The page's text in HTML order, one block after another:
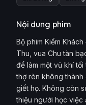
Nội dung phim
Bộ phim Kiếm
Thu, vua Chu tàn
để làm một vũ khí
thợ rèn không thành
giết họ. Không còn
thiệu người học việc